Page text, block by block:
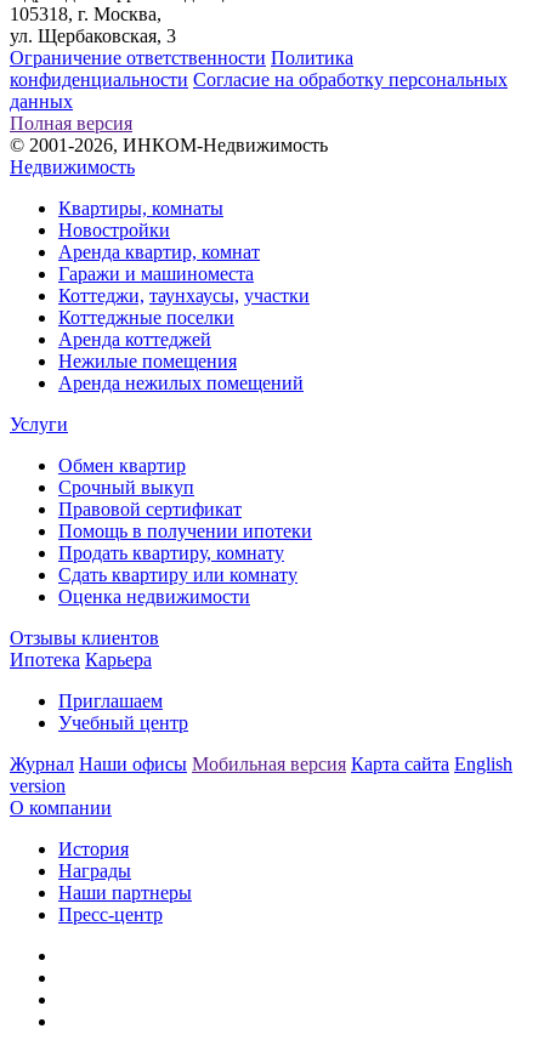
105318, г. Москва,
ул. Щербаковская, 3
Ограничение ответственности Политика
конфиденциальности Согласие на обработку персональных
данных
Полная версия
© 2001-2026, ИНКОМ-Недвижимость
Недвижимость
Квартиры, комнаты
Новостройки
Аренда квартир, комнат
Гаражи и машиноместа
Коттеджи, таунхаусы, участки
Коттеджные поселки
Аренда коттеджей
Нежилые помещения
Аренда нежилых помещений
Услуги
Обмен квартир
Срочный выкуп
Правовой сертификат
Помощь в получении ипотеки
Продать квартиру, комнату
Сдать квартиру или комнату
Оценка недвижимости
Отзывы клиентов
Ипотека Карьера
Приглашаем
Учебный центр
Журнал Наши офисы Мобильная версия Карта сайта English
version
О компании
История
Награды
Наши партнеры
Пресс-центр